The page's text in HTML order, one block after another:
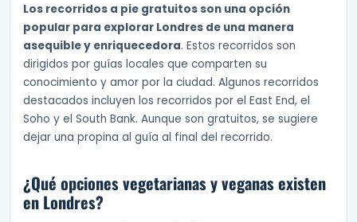
Los recorridos a pie gratuitos son una opción
popular para explorar Londres de una manera
asequible y enriquecedora. Estos recorridos son
dirigidos por guías locales que comparten su
conocimiento y amor por la ciudad. Algunos recorridos
destacados incluyen los recorridos por el East End, el
Soho y el South Bank. Aunque son gratuitos, se sugiere
dejar una propina al guía al final del recorrido.
¿Qué opciones vegetarianas y veganas existen
en Londres?